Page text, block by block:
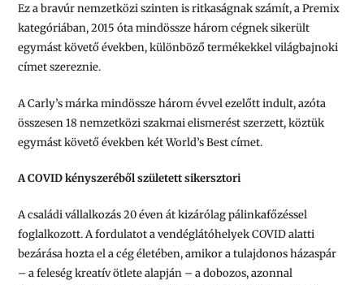
Ez a bravúr nemzetközi szinten is ritkaságnak számít, a Premix
kategóriában, 2015 óta mindössze három cégnek sikerült
egymást követő években, különböző termékekkel világbajnoki
címet szereznie.
A Carly’s márka mindössze három évvel ezelőtt indult, azóta
összesen 18 nemzetközi szakmai elismerést szerzett, köztük
egymást követő években két World’s Best címet.
A COVID kényszeréből született sikersztori
A családi vállalkozás 20 éven át kizárólag pálinkafőzéssel
foglalkozott. A fordulatot a vendéglátóhelyek COVID alatti
bezárása hozta el a cég életében, amikor a tulajdonos házaspár
– a feleség kreatív ötlete alapján – a dobozos, azonnal